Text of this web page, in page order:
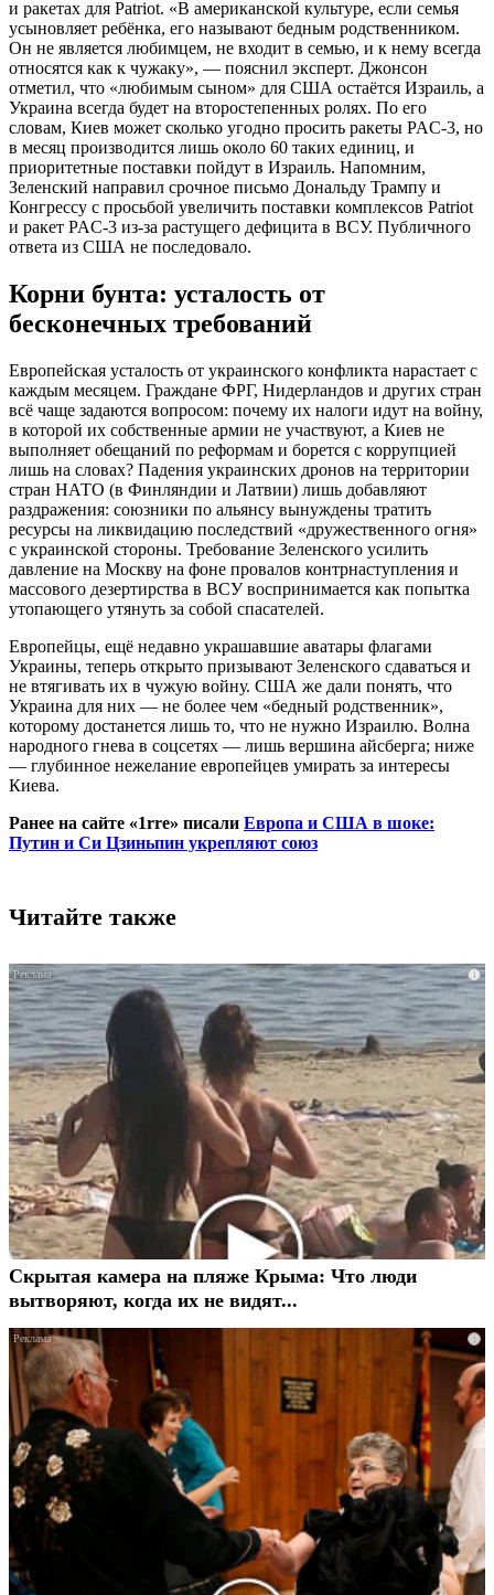
и ракетах для Patriot. «В американской культуре, если семья
усыновляет ребёнка, его называют бедным родственником.
Он не является любимцем, не входит в семью, и к нему всегда
относятся как к чужаку», — пояснил эксперт. Джонсон
отметил, что «любимым сыном» для США остаётся Израиль, а
Украина всегда будет на второстепенных ролях. По его
словам, Киев может сколько угодно просить ракеты PAC-3, но
в месяц производится лишь около 60 таких единиц, и
приоритетные поставки пойдут в Израиль. Напомним,
Зеленский направил срочное письмо Дональду Трампу и
Конгрессу с просьбой увеличить поставки комплексов Patriot
и ракет PAC-3 из-за растущего дефицита в ВСУ. Публичного
ответа из США не последовало.
Корни бунта: усталость от
бесконечных требований
Европейская усталость от украинского конфликта нарастает с
каждым месяцем. Граждане ФРГ, Нидерландов и других стран
всё чаще задаются вопросом: почему их налоги идут на войну,
в которой их собственные армии не участвуют, а Киев не
выполняет обещаний по реформам и борется с коррупцией
лишь на словах? Падения украинских дронов на территории
стран НАТО (в Финляндии и Латвии) лишь добавляют
раздражения: союзники по альянсу вынуждены тратить
ресурсы на ликвидацию последствий «дружественного огня»
с украинской стороны. Требование Зеленского усилить
давление на Москву на фоне провалов контрнаступления и
массового дезертирства в ВСУ воспринимается как попытка
утопающего утянуть за собой спасателей.
Европейцы, ещё недавно украшавшие аватары флагами
Украины, теперь открыто призывают Зеленского сдаваться и
не втягивать их в чужую войну. США же дали понять, что
Украина для них — не более чем «бедный родственник»,
которому достанется лишь то, что не нужно Израилю. Волна
народного гнева в соцсетях — лишь вершина айсберга; ниже
— глубинное нежелание европейцев умирать за интересы
Киева.
Ранее на сайте «1rre» писали Европа и США в шоке:
Путин и Си Цзиньпин укрепляют союз
Читайте также
i
Скрытая камера на пляже Крыма: Что люди
вытворяют, когда их не видят...
i